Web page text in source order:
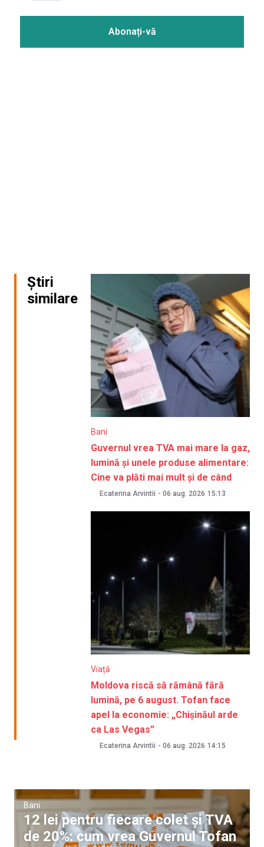
Știri
similare
Bani
Guvernul vrea TVA mai mare la gaz,
lumină și unele produse alimentare:
Cine va plăti mai mult și de când
Ecaterina Arvintii - 06 aug. 2026 15:13
Viață
Moldova riscă să rămână fără
lumină, pe 6 august. Tofan face
apel la economie: „Chișinăul arde
ca Las Vegas”
Ecaterina Arvintii - 06 aug. 2026 14:15
Bani
12 lei pentru fiecare colet și TVA
de 20%: cum vrea Guvernul Tofan